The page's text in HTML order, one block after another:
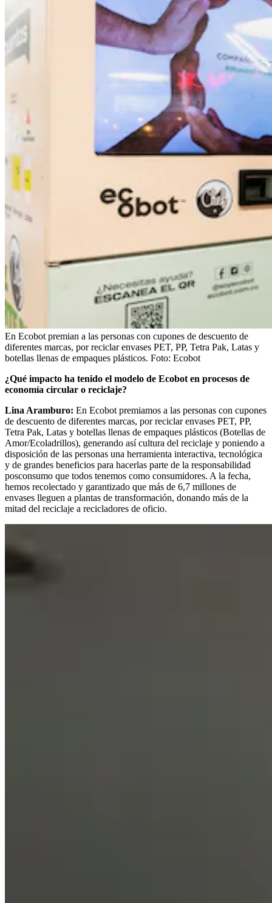
En Ecobot premian a las personas con cupones de descuento de
diferentes marcas, por reciclar envases PET, PP, Tetra Pak, Latas y
botellas llenas de empaques plásticos. Foto: Ecobot
¿Qué impacto ha tenido el modelo de Ecobot en procesos de
economía circular o reciclaje?
Lina Aramburo: En Ecobot premiamos a las personas con cupones
de descuento de diferentes marcas, por reciclar envases PET, PP,
Tetra Pak, Latas y botellas llenas de empaques plásticos (Botellas de
Amor/Ecoladrillos), generando así cultura del reciclaje y poniendo a
disposición de las personas una herramienta interactiva, tecnológica
y de grandes beneficios para hacerlas parte de la responsabilidad
posconsumo que todos tenemos como consumidores. A la fecha,
hemos recolectado y garantizado que más de 6,7 millones de
envases lleguen a plantas de transformación, donando más de la
mitad del reciclaje a recicladores de oficio.